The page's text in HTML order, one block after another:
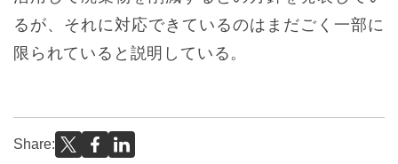
るが、それに対応できているのはまだごく一部に
限られていると説明している。
Share: